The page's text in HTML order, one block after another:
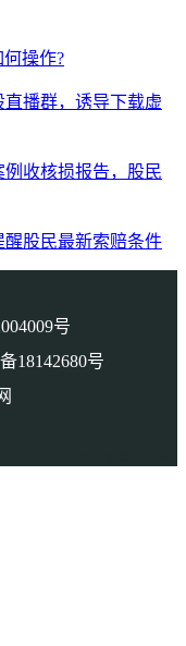
操作?
播群，诱导下载虚
例收核损报告，股民
股民最新索赔条件
号
18142680号